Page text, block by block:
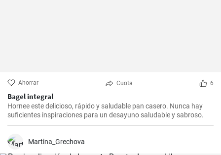
Ahorrar Cuota 6
Bagel integral
Hornee este delicioso, rápido y saludable pan casero. Nunca hay
suficientes inspiraciones para un desayuno saludable y sabroso.
Martina_Grechova